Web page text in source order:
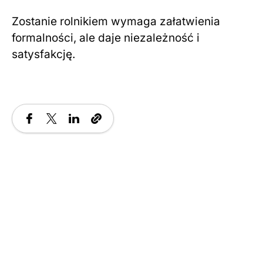
Zostanie rolnikiem wymaga załatwienia
formalności, ale daje niezależność i
satysfakcję.